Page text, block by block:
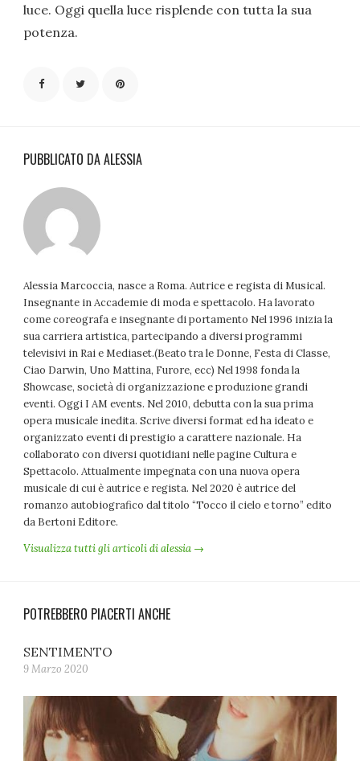
luce. Oggi quella luce risplende con tutta la sua
potenza.
PUBBLICATO DA ALESSIA
Alessia Marcoccia, nasce a Roma. Autrice e regista di Musical.
Insegnante in Accademie di moda e spettacolo. Ha lavorato
come coreografa e insegnante di portamento Nel 1996 inizia la
sua carriera artistica, partecipando a diversi programmi
televisivi in Rai e Mediaset.(Beato tra le Donne, Festa di Classe,
Ciao Darwin, Uno Mattina, Furore, ecc) Nel 1998 fonda la
Showcase, società di organizzazione e produzione grandi
eventi. Oggi I AM events. Nel 2010, debutta con la sua prima
opera musicale inedita. Scrive diversi format ed ha ideato e
organizzato eventi di prestigio a carattere nazionale. Ha
collaborato con diversi quotidiani nelle pagine Cultura e
Spettacolo. Attualmente impegnata con una nuova opera
musicale di cui è autrice e regista. Nel 2020 è autrice del
romanzo autobiografico dal titolo “Tocco il cielo e torno” edito
da Bertoni Editore.
Visualizza tutti gli articoli di alessia →
POTREBBERO PIACERTI ANCHE
SENTIMENTO
9 Marzo 2020